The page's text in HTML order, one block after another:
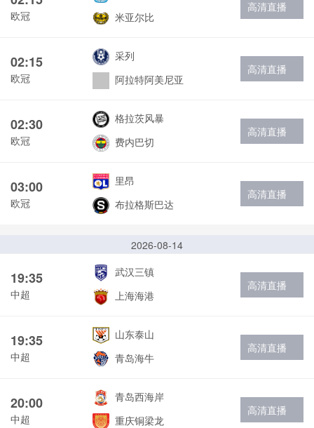
欧冠
米亚尔比
高清直播
02:15
欧冠
采列
阿拉特阿美尼亚
高清直播
02:30
欧冠
格拉茨风暴
费内巴切
高清直播
03:00
欧冠
里昂
布拉格斯巴达
高清直播
2026-08-14
19:35
中超
武汉三镇
上海海港
高清直播
19:35
中超
山东泰山
青岛海牛
高清直播
20:00
中超
青岛西海岸
重庆铜梁龙
高清直播